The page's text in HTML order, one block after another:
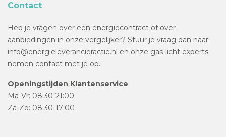
Contact
Heb je vragen over een energiecontract of over
aanbiedingen in onze vergelijker? Stuur je vraag dan naar
info@energieleverancieractie.nl en onze gas-licht experts
nemen contact met je op.
Openingstijden Klantenservice
Ma-Vr: 08:30-21:00
Za-Zo: 08:30-17:00